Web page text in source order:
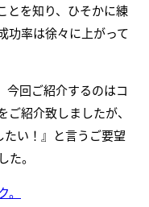
とを知り、ひそかに練
功率は徐々に上がって
今回ご紹介するのはコ
紹介致しましたが、
たい！』と言うご要望
。